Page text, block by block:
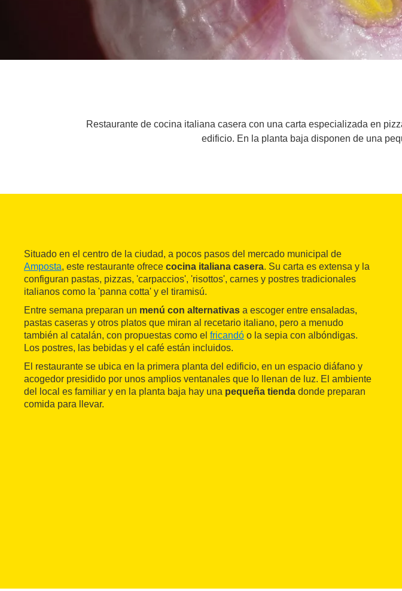
Restaurante de cocina italiana casera con una carta especializada en
edificio. En la planta baja disponen de una
Situado en el centro de la ciudad, a pocos pasos del mercado municipal de
Amposta, este restaurante ofrece cocina italiana casera. Su carta es extensa y la
configuran pastas, pizzas, 'carpaccios', 'risottos', carnes y postres tradicionales
italianos como la 'panna cotta' y el tiramisú.
Entre semana preparan un menú con alternativas a escoger entre ensaladas,
pastas caseras y otros platos que miran al recetario italiano, pero a menudo
también al catalán, con propuestas como el fricandó o la sepia con albóndigas.
Los postres, las bebidas y el café están incluidos.
El restaurante se ubica en la primera planta del edificio, en un espacio diáfano y
acogedor presidido por unos amplios ventanales que lo llenan de luz. El ambiente
del local es familiar y en la planta baja hay una pequeña tienda donde preparan
comida para llevar.